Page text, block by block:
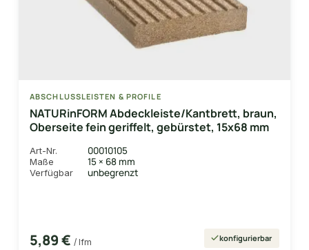
ABSCHLUSSLEISTEN & PROFILE
NATURinFORM Abdeckleiste/Kantbrett, braun,
Oberseite fein geriffelt, gebürstet, 15x68 mm
Art-Nr. 00010105
Maße 15 × 68 mm
Verfügbar unbegrenzt
5,89 € / lfm konfigurierbar